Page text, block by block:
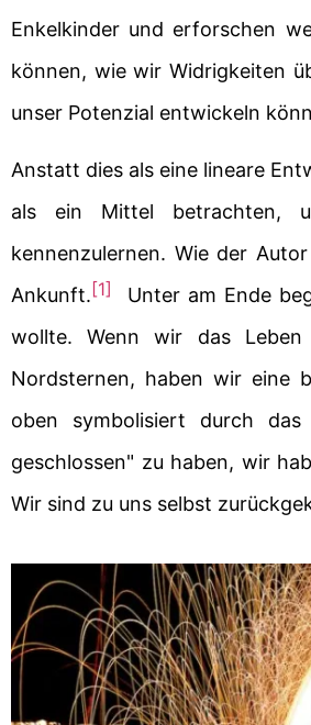
Enkelkinder und erforschen
können, wie wir Widrigkeiten
unser Potenzial entwickeln
Anstatt dies als eine lineare
als ein Mittel betrachten,
kennenzulernen. Wie der
Ankunft. [1] Unter am Ende
wollte. Wenn wir das
Nordsternen, haben wir eine
oben symbolisiert durch das
geschlossen" zu haben, wir
Wir sind zu uns selbst